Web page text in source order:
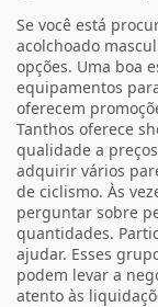
Se você está
acolchoado
opções. Uma boa
equipamentos
oferecem
Tanthos oferece
qualidade a
adquirir vários
de ciclismo. Às
perguntar sobre
quantidades.
ajudar. Esses
podem levar a
atento às